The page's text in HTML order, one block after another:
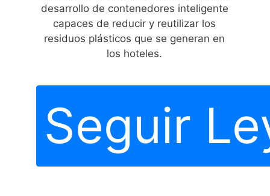
desarrollo de contenedores inteligente
capaces de reducir y reutilizar los
residuos plásticos que se generan en
los hoteles.
Seguir